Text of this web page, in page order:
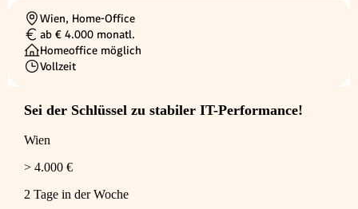
Ortschaft
Wien, Home-Office
Gehalt
ab € 4.000 monatl.
Homeoffice möglich
Beschäftigungsart
Vollzeit
Sei der Schlüssel zu stabiler IT-Performance!
Wien
> 4.000 €
2 Tage in der Woche